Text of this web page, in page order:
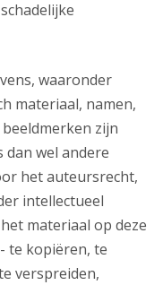
waaronder
materiaal, namen,
zijn
wel andere
het auteursrecht,
intellectueel
materiaal op deze
te kopiëren, te
verspreiden,